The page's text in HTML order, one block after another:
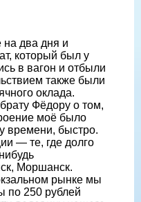
на два дня и
который был у
в вагон и отбыли
также были
оклада.
Фёдору о том,
моё было
времени, быстро.
— те, где долго
Моршанск.
рынке мы
по 250 рублей